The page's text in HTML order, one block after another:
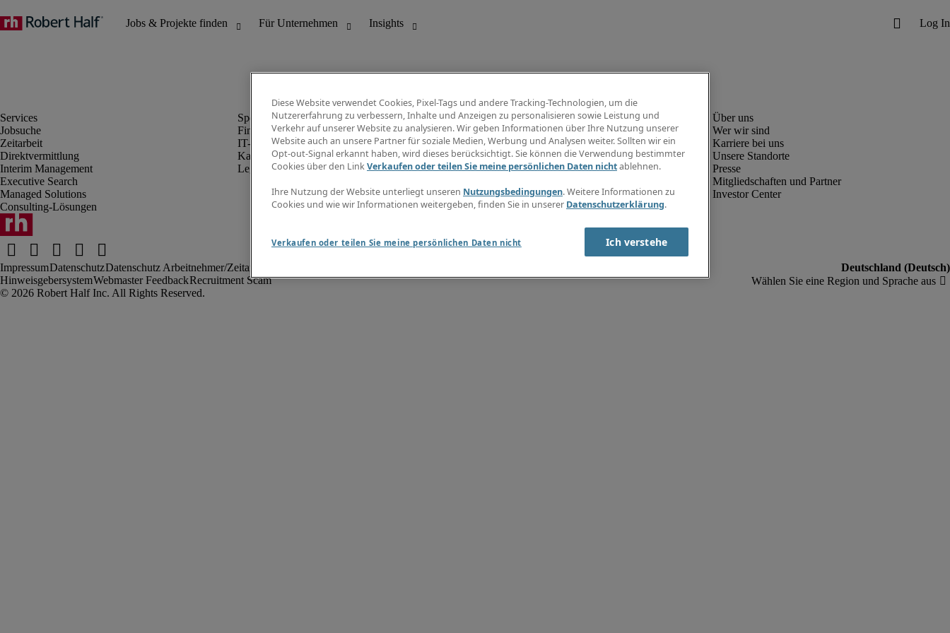
Jobsuche
Zeitarbeit
Direktvermittlung
Interim Management
Executive Search
Managed Solutions
Consulting-Lösungen
Finanz- & Rechnungswesen
IT-Bereich
Kaufmännischer Bereich
Legal
Info Center
Jobübersicht
Gehaltsübersicht
E-Learning
Wer wir sind
Karriere bei uns
Unsere Standorte
Presse
Mitgliedschaften und Partner
Investor Center
ImpressumDatenschutzDatenschutz Arbeitnehmer/Zeitarbeitskräfte
HinweisgebersystemWebmaster FeedbackRecruitment Scam
Diese Website verwendet Cookies, Pixel-Tags und andere Tracking-Technologien, um die
Nutzererfahrung zu verbessern, Inhalte und Anzeigen zu personalisieren sowie Leistung und
Verkehr auf unserer Website zu analysieren. Wir geben Informationen über Ihre Nutzung unserer
Website auch an unsere Partner für soziale Medien, Werbung und Analysen weiter. Sollten wir ein
Opt-out-Signal erkannt haben, wird dieses berücksichtigt. Sie können die Verwendung bestimmter
Cookies über den LinkVerkaufen oder teilen Sie meine persönlichen Daten nichtablehnen.
Ihre Nutzung der Website unterliegt unseren Nutzungsbedingungen. Weitere Informationen zu
Cookies und wie wir Informationen weitergeben, finden Sie in unserer Datenschutzerklärung.
Verkaufen oder teilen Sie meine persönlichen Daten nicht Ich verstehe